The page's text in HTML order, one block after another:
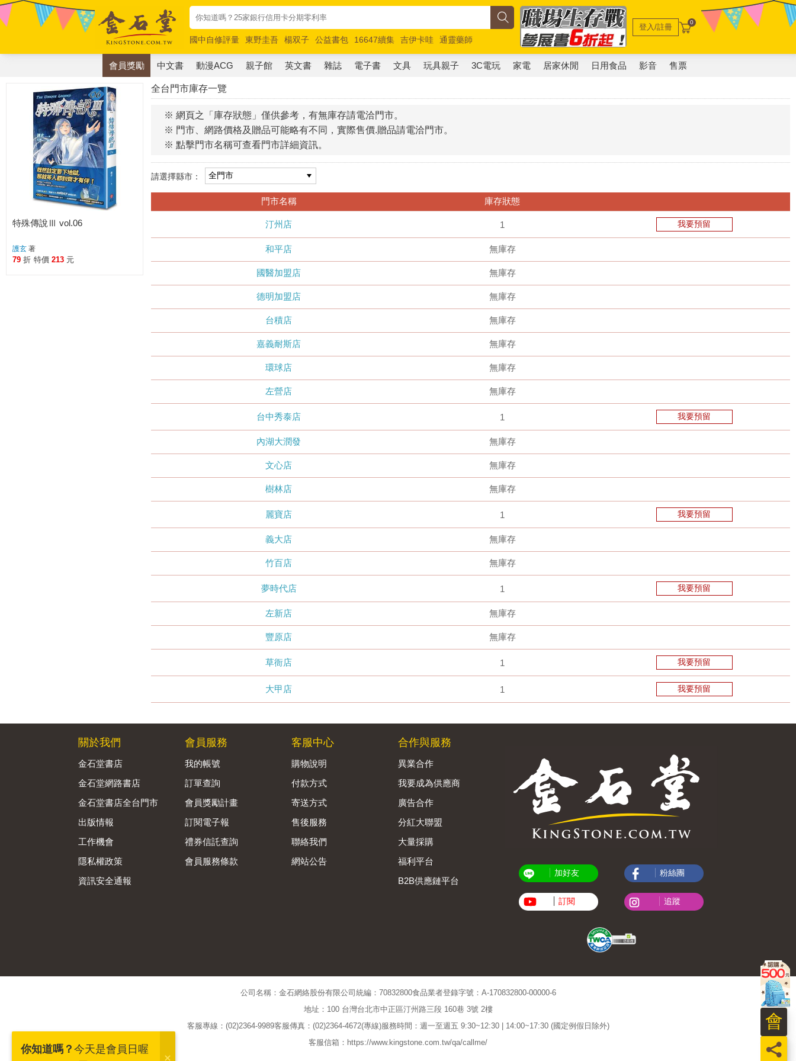
國中自修評量 東野圭吾 楊双子 公益書包 16647續集 吉伊卡哇
通靈藥師
唯紅花綻放
奧德賽 路邊攤新作 馬斯克 玩具總動員5 超慢跑
登入/註冊 0
會員獎勵 中文書 動漫ACG 親子館 英文書 雜誌 電子書 文具 玩具親子 3C電玩 家電 居家休閒 日用食品 影音 售票
全台門市庫存一覽
※ 網頁之「庫存狀態」僅供參考，有無庫存請電洽門市。
※ 門市、網路價格及贈品可能略有不同，實際售價.贈品請電洽門市。
※ 點擊門市名稱可查看門市詳細資訊。
請選擇縣市：
門市名稱 庫存狀態
汀州店 1 我要預留
和平店 無庫存
國醫加盟店 無庫存
德明加盟店 無庫存
台積店 無庫存
嘉義耐斯店 無庫存
環球店 無庫存
左營店 無庫存
台中秀泰店 1 我要預留
內湖大潤發 無庫存
文心店 無庫存
樹林店 無庫存
麗寶店 1 我要預留
義大店 無庫存
竹百店 無庫存
夢時代店 1 我要預留
左新店 無庫存
豐原店 無庫存
草衙店 1 我要預留
大甲店 1 我要預留
特殊傳說Ⅲ vol.06
護玄 著
79 折 特價 213 元
員
會
關於我們
金石堂書店
金石堂網路書店
金石堂書店全台門市
出版情報
工作機會
隱私權政策
資訊安全通報
會員服務
我的帳號
訂單查詢
會員獎勵計畫
訂閱電子報
禮券信託查詢
會員服務條款
客服中心
購物說明
付款方式
寄送方式
售後服務
聯絡我們
網站公告
合作與服務
異業合作
我要成為供應商
廣告合作
分紅大聯盟
大量採購
福利平台
B2B供應鏈平台
加好友
訂閱
粉絲團
追蹤
公司名稱：金石網絡股份有限公司 統編：70832800食品業者登錄字號：A-170832800-00000-6
地址：100 台灣台北市中正區汀州路三段 160巷 3號 2樓
客服專線：(02)2364-9989客服傳真：(02)2364-4672(專線)服務時間：週一至週五 9:30~12:30 | 14:00~17:30 (國定例假日除外)
客服信箱：https://www.kingstone.com.tw/qa/callme/
你知道嗎？ 今天是會員日喔